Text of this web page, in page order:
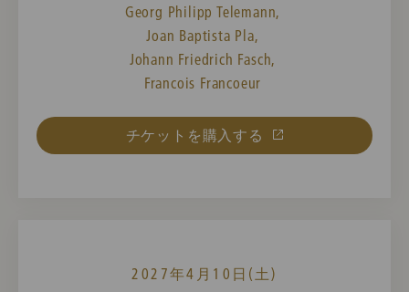
Georg Philipp Telemann,
Joan Baptista Pla,
Johann Friedrich Fasch,
Francois Francoeur
チケットを購入する
2027年4月10日(土)